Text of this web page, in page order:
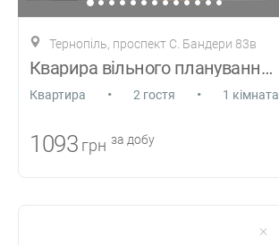
Тернопіль, проспект С. Бандери 83в
Кварира вільного планування біля парку
Квартира • 2 гостя • 1 кімната
1093 грн за добу